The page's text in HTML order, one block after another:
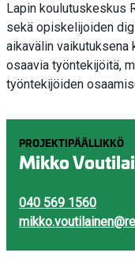
Lapin koulutuskeskus
sekä opiskelijoiden
aikavälin vaikutuksena
osaavia työntekijöitä,
työntekijöiden
PROJEKTIPÄÄLLIKKÖ
Mikko
040 569 1560